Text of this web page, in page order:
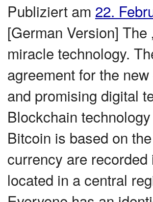
Publiziert am 22.
[German Version] The
miracle technology.
agreement for the
and promising digital
Blockchain
Bitcoin is based on
currency are
located in a central